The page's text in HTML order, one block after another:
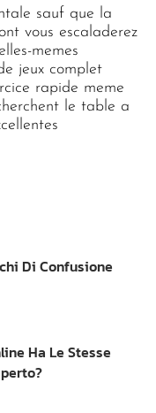
sauf que la
vous escaladerez
memes
jeux complet
rapide meme
le table a
Di Confusione
Ha Le Stesse